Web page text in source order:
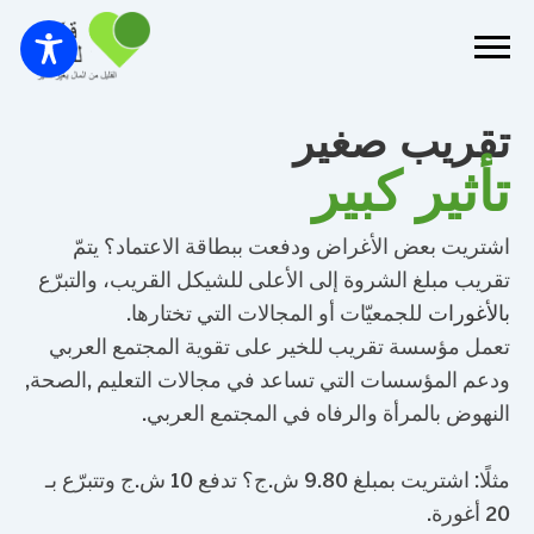
تقريب صغير
تأثير كبير
اشتريت بعض الأغراض ودفعت ببطاقة الاعتماد؟ يتمّ
تقريب مبلغ الشروة إلى الأعلى للشيكل القريب، والتبرّع
بالأغورات للجمعيّات أو المجالات التي تختارها.
تعمل مؤسسة تقريب للخير على تقوية المجتمع العربي
ودعم المؤسسات التي تساعد في مجالات التعليم ,الصحة,
النهوض بالمرأة والرفاه في المجتمع العربي.
مثلًا: اشتريت بمبلغ 9.80 ش.ج؟ تدفع 10 ش.ج وتتبرّع بـ
20 أغورة.